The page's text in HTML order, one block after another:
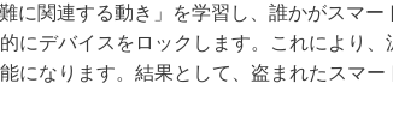
に関連する動き」を学習し、誰かがスマ
にデバイスをロックします。これにより
になります。結果として、盗まれたスマー